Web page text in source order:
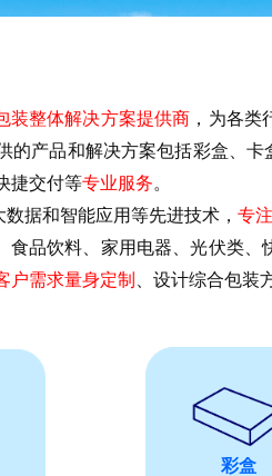
装整体解决方案提供商 ，为各
的产品和解决方案包括彩盒、
捷交付等专业服务。
和智能应用等先进技术， 专
饮料、家用电器、光伏类、
户需求量身定制 、设计综合包装
彩盒